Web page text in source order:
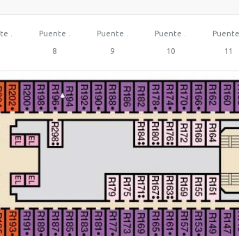
. Puente .
8
Puente .
9
Puente .
10
Puente
11